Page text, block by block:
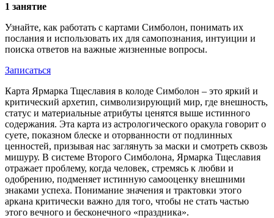
1 занятие
Узнайте, как работать с картами Симболон, понимать их
послания и использовать их для самопознания, интуиции и
поиска ответов на важные жизненные вопросы.
Записаться
Карта Ярмарка Тщеславия в колоде Симболон – это яркий и
критический архетип, символизирующий мир, где внешность,
статус и материальные атрибуты ценятся выше истинного
содержания. Эта карта из астрологического оракула говорит о
суете, показном блеске и оторванности от подлинных
ценностей, призывая нас заглянуть за маски и смотреть сквозь
мишуру. В системе Второго Симболона, Ярмарка Тщеславия
отражает проблему, когда человек, стремясь к любви и
одобрению, подменяет истинную самооценку внешними
знаками успеха. Понимание значения и трактовки этого
аркана критически важно для того, чтобы не стать частью
этого вечного и бесконечного «праздника».